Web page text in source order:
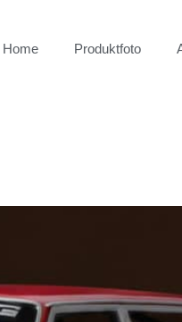
Home Produktfoto